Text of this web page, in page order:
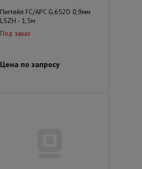
Пигтейл FC/APC G.652D 0,9мм
LSZH - 1,5м
Под заказ
Цена по запросу